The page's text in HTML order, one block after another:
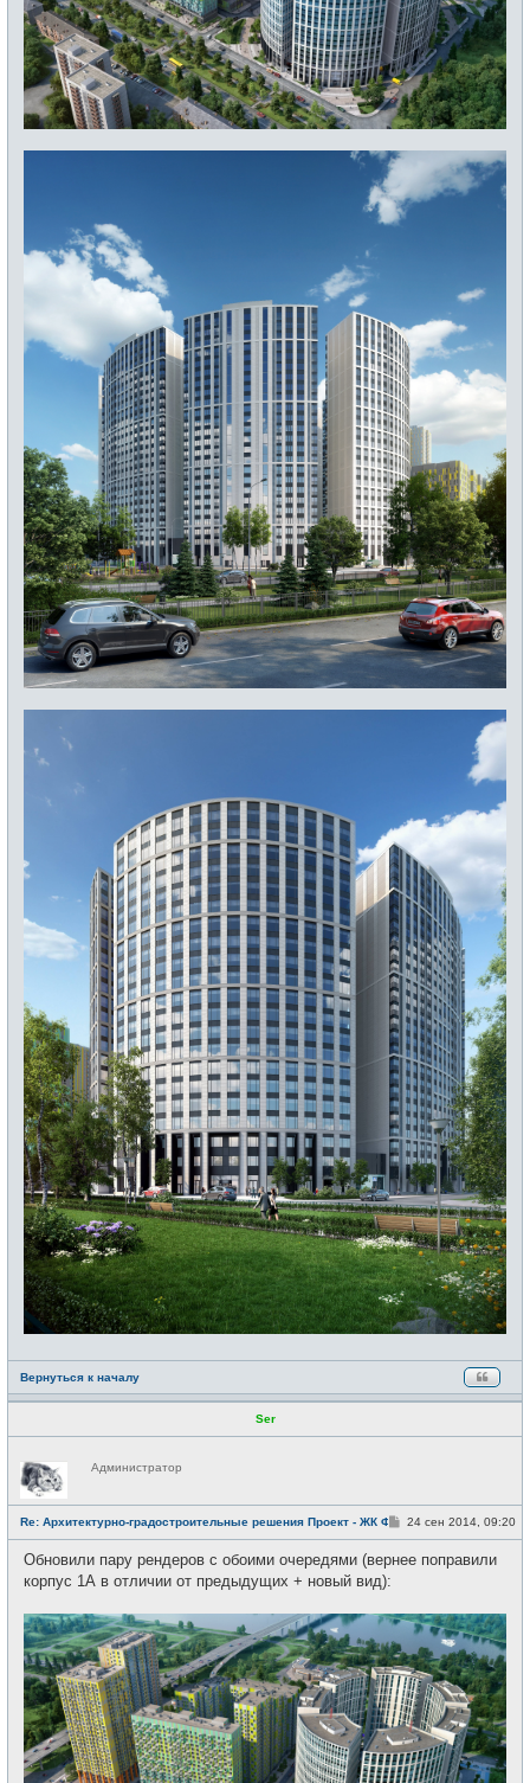
Вернуться к началу
Ser
е
в
е
т
и
Администратор
Re: Архитектурно-градостроительные решения Проект - ЖК Фили
С
б
и
24 сен 2014, 09:20
Обновили пару рендеров с обоими очередями (вернее поправили
корпус 1А в отличии от предыдущих + новый вид):